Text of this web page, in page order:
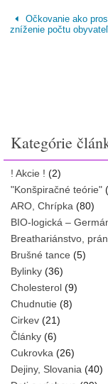
Očkovanie ako
zníženie počtu
Kategórie
! Akcie ! (2)
"Konšpiračné teórie"
ARO, Chrípka (80)
BIO-logická –
Breathariánstvo,
Brušné tance (5)
Bylinky (36)
Cholesterol (9)
Chudnutie (8)
Cirkev (21)
Články (6)
Cukrovka (26)
Dejiny, Slovania (40)